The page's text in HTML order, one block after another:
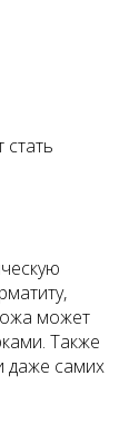
может
Также
даже самих